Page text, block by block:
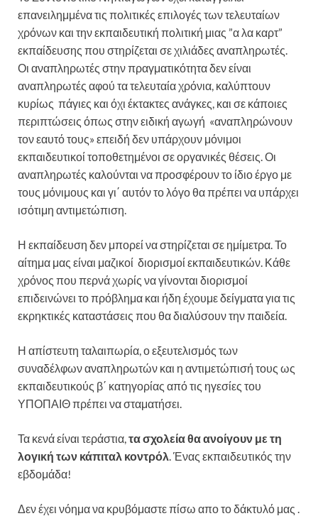
επανειλημμένα τις πολιτικές επιλογές των τελευταίων
χρόνων και την εκπαιδευτική πολιτική μιας ”α λα καρτ”
εκπαίδευσης που στηρίζεται σε χιλιάδες αναπληρωτές.
Οι αναπληρωτές στην πραγματικότητα δεν είναι
αναπληρωτές αφού τα τελευταία χρόνια, καλύπτουν
κυρίως πάγιες και όχι έκτακτες ανάγκες, και σε κάποιες
περιπτώσεις όπως στην ειδική αγωγή «αναπληρώνουν
τον εαυτό τους» επειδή δεν υπάρχουν μόνιμοι
εκπαιδευτικοί τοποθετημένοι σε οργανικές θέσεις. Οι
αναπληρωτές καλούνται να προσφέρουν το ίδιο έργο με
τους μόνιμους και γι΄ αυτόν το λόγο θα πρέπει να υπάρχει
ισότιμη αντιμετώπιση.
Η εκπαίδευση δεν μπορεί να στηρίζεται σε ημίμετρα. Το
αίτημα μας είναι μαζικοί διορισμοί εκπαιδευτικών. Κάθε
χρόνος που περνά χωρίς να γίνονται διορισμοί
επιδεινώνει το πρόβλημα και ήδη έχουμε δείγματα για τις
εκρηκτικές καταστάσεις που θα διαλύσουν την παιδεία.
Η απίστευτη ταλαιπωρία, ο εξευτελισμός των
συναδέλφων αναπληρωτών και η αντιμετώπισή τους ως
εκπαιδευτικούς β΄ κατηγορίας από τις ηγεσίες του
ΥΠΟΠΑΙΘ πρέπει να σταματήσει.
Τα κενά είναι τεράστια,τα σχολεία θα ανοίγουν με τη
λογική των κάπιταλ κοντρόλ. Ένας εκπαιδευτικός την
εβδομάδα!
Δεν έχει νόημα να κρυβόμαστε πίσω απο το δάκτυλό μας .